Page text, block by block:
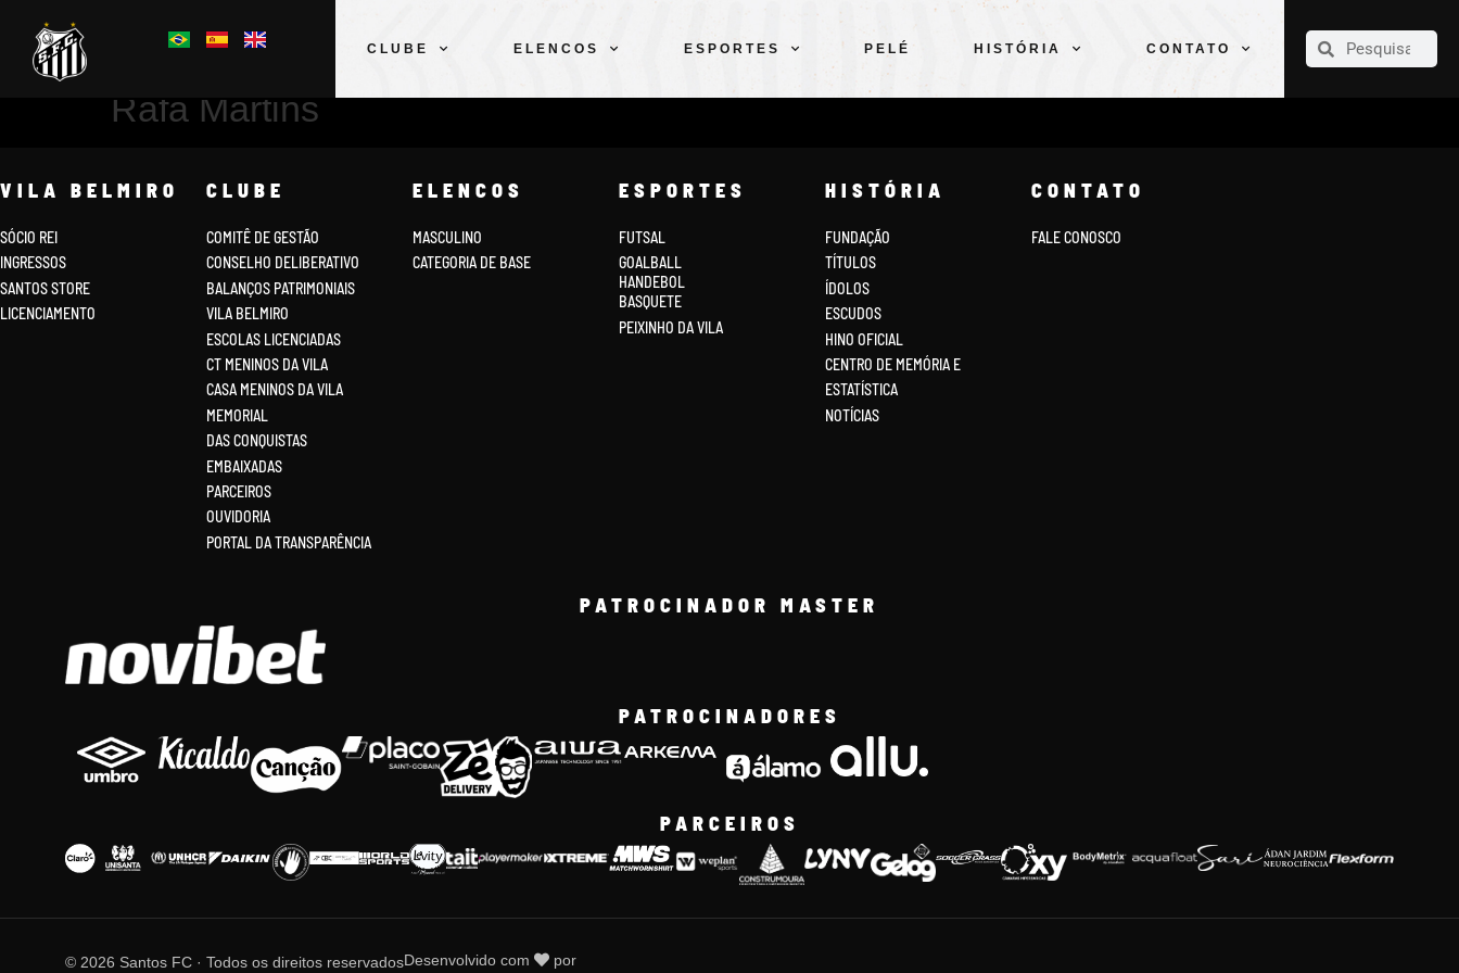
CLUBE ELENCOS ESPORTES PELÉ HISTÓRIA CONTATO
CLUBE
Rafa Martins
VILA BELMIRO
SÓCIO REI
INGRESSOS
SANTOS STORE
LICENCIAMENTO
CLUBE
COMITÊ DE GESTÃO
CONSELHO DELIBERATIVO
BALANÇOS PATRIMONIAIS
VILA BELMIRO
ESCOLAS LICENCIADAS
CT MENINOS DA VILA
CASA MENINOS DA VILA
MEMORIAL
DAS CONQUISTAS
EMBAIXADAS
PARCEIROS
OUVIDORIA
PORTAL DA TRANSPARÊNCIA
ELENCOS
MASCULINO
CATEGORIA DE BASE
ESPORTES
FUTSAL
GOALBALL
HANDEBOL
BASQUETE
PEIXINHO DA VILA
HISTÓRIA
FUNDAÇÃO
TÍTULOS
ÍDOLOS
ESCUDOS
HINO OFICIAL
CENTRO DE MEMÓRIA E
ESTATÍSTICA
NOTÍCIAS
CONTATO
FALE CONOSCO
PATROCINADOR MASTER
PATROCINADORES
PARCEIROS
© 2026 Santos FC · Todos os direitos reservadosDesenvolvido com por